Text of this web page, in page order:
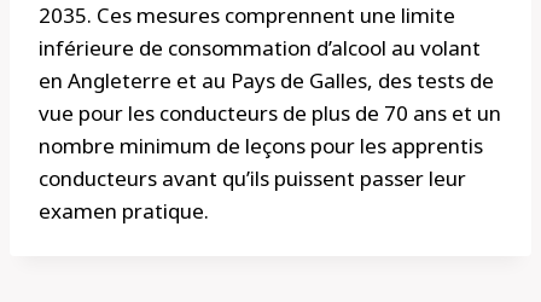
2035. Ces mesures comprennent une limite
inférieure de consommation d’alcool au volant
en Angleterre et au Pays de Galles, des tests de
vue pour les conducteurs de plus de 70 ans et un
nombre minimum de leçons pour les apprentis
conducteurs avant qu’ils puissent passer leur
examen pratique.